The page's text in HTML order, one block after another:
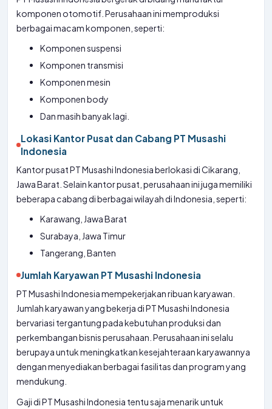
komponen otomotif. Perusahaan ini memproduksi
berbagai macam komponen, seperti:
Komponen suspensi
Komponen transmisi
Komponen mesin
Komponen body
Dan masih banyak lagi.
Lokasi Kantor Pusat dan Cabang PT Musashi
Indonesia
Kantor pusat PT Musashi Indonesia berlokasi di Cikarang,
Jawa Barat. Selain kantor pusat, perusahaan ini juga memiliki
beberapa cabang di berbagai wilayah di Indonesia, seperti:
Karawang, Jawa Barat
Surabaya, Jawa Timur
Tangerang, Banten
Jumlah Karyawan PT Musashi Indonesia
PT Musashi Indonesia mempekerjakan ribuan karyawan.
Jumlah karyawan yang bekerja di PT Musashi Indonesia
bervariasi tergantung pada kebutuhan produksi dan
perkembangan bisnis perusahaan. Perusahaan ini selalu
berupaya untuk meningkatkan kesejahteraan karyawannya
dengan menyediakan berbagai fasilitas dan program yang
mendukung.
Gaji di PT Musashi Indonesia tentu saja menarik untuk